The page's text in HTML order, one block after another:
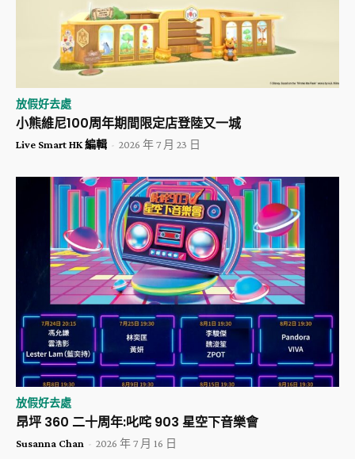
放假好去處
小熊維尼100周年期間限定店登陸又一城
Live Smart HK 編輯 - 2026 年 7 月 23 日
放假好去處
昂坪 360 二十周年:叱咤 903 星空下音樂會
Susanna Chan - 2026 年 7 月 16 日